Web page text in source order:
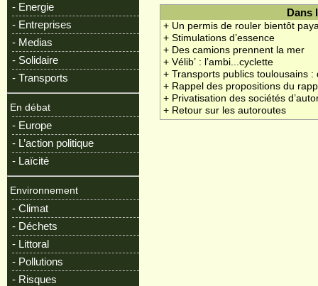
- Energie
- Entreprises
- Medias
- Solidaire
- Transports
En débat
- Europe
- L’action politique
- Laïcité
Environnement
- Climat
- Déchets
- Littoral
- Pollutions
- Risques
Dans
+ Un permis de rouler bientôt
+ Stimulations d’essence
+ Des camions prennent la mer
+ Vélib’ : l’ambi...cyclette
+ Transports publics toulousains :
+ Rappel des propositions du
+ Privatisation des sociétés
+ Retour sur les autoroutes